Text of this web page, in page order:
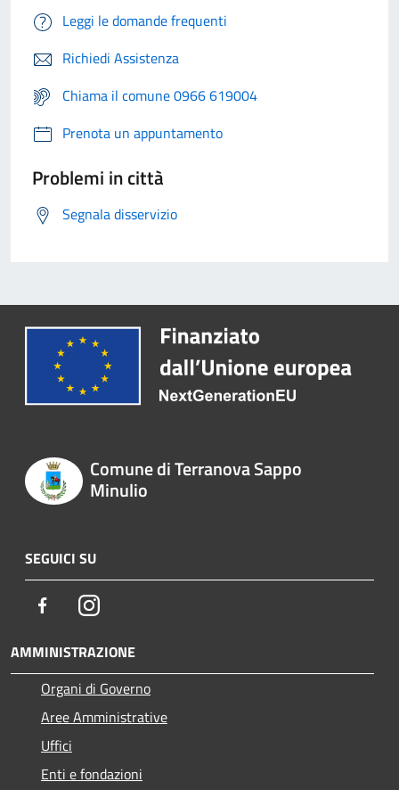
Leggi le domande frequenti
Richiedi Assistenza
Chiama il comune 0966 619004
Prenota un appuntamento
Problemi in città
Segnala disservizio
Comune di Terranova Sappo
Minulio
SEGUICI SU
FacebookInstagram
AMMINISTRAZIONE
Organi di Governo
Aree Amministrative
Uffici
Enti e fondazioni